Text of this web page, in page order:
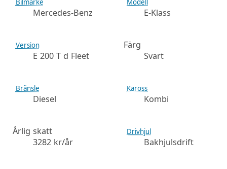
Bilmärke
Mercedes-Benz
Modell
E-Klass
Version
E 200 T d Fleet
Färg
Svart
Bränsle
Diesel
Kaross
Kombi
Årlig skatt
3282 kr/år
Drivhjul
Bakhjulsdrift